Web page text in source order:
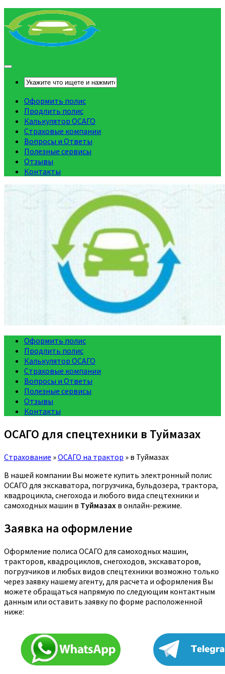
Оформить полис
Продлить полис
Калькулятор ОСАГО
Страховые компании
Вопросы и Ответы
Полезные сервисы
Отзывы
Контакты
Оформить полис
Продлить полис
Калькулятор ОСАГО
Страховые компании
Вопросы и Ответы
Полезные сервисы
Отзывы
Контакты
ОСАГО для спецтехники в Туймазах
Страхование »ОСАГО на трактор » в Туймазах
В нашей компании Вы можете купить электронный полис
ОСАГО для экскаватора, погрузчика, бульдозера, трактора,
квадроцикла, снегохода и любого вида спецтехники и
самоходных машин в Туймазах в онлайн-режиме.
Заявка на оформление
Оформление полиса ОСАГО для самоходных машин,
тракторов, квадроциклов, снегоходов, экскаваторов,
погрузчиков и любых видов спецтехники возможно только
через заявку нашему агенту, для расчета и оформления Вы
можете обращаться напрямую по следующим контактным
данным или оставить заявку по форме расположенной
ниже: